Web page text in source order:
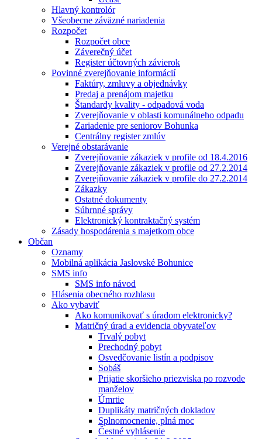
Hlavný kontrolór
Všeobecne záväzné nariadenia
Rozpočet
Rozpočet obce
Záverečný účet
Register účtovných závierok
Povinné zverejňovanie informácií
Faktúry, zmluvy a objednávky
Predaj a prenájom majetku
Štandardy kvality - odpadová voda
Zverejňovanie v oblasti komunálneho odpadu
Zariadenie pre seniorov Bohunka
Centrálny register zmlúv
Verejné obstarávanie
Zverejňovanie zákaziek v profile od 18.4.2016
Zverejňovanie zákaziek v profile od 27.2.2014
Zverejňovanie zákaziek v profile do 27.2.2014
Zákazky
Ostatné dokumenty
Súhrnné správy
Elektronický kontraktačný systém
Zásady hospodárenia s majetkom obce
Občan
Oznamy
Mobilná aplikácia Jaslovské Bohunice
SMS info
SMS info návod
Hlásenia obecného rozhlasu
Ako vybaviť
Ako komunikovať s úradom elektronicky?
Matričný úrad a evidencia obyvateľov
Trvalý pobyt
Prechodný pobyt
Osvedčovanie listín a podpisov
Sobáš
Prijatie skoršieho priezviska po rozvode
manželov
Úmrtie
Duplikáty matričných dokladov
Splnomocnenie, plná moc
Čestné vyhlásenie